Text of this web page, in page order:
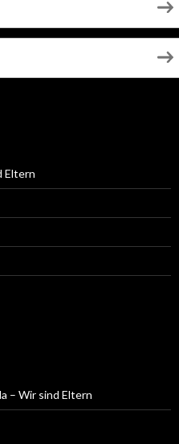
Eltern
– Wir sind Eltern